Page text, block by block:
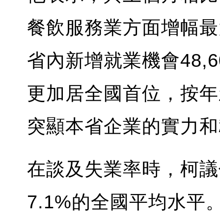
餐飲服務業方面增幅
省內新增就業機會
更加居全國首位，按
突顯本省企業的實力
在談及失業率時，柯
7.1%的全國平均水平